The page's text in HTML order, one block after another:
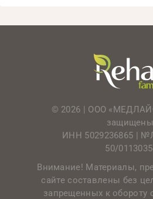
© 2026 | ООО
защищены
ИНН 5029236865 |
50/
Внимание! Материалы,
сайте составлены без
запрещенных к обороту